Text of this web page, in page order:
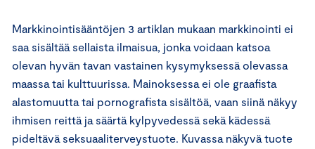
Markkinointisääntöjen 3 artiklan mukaan markkinointi ei
saa sisältää sellaista ilmaisua, jonka voidaan katsoa
olevan hyvän tavan vastainen kysymyksessä olevassa
maassa tai kulttuurissa. Mainoksessa ei ole graafista
alastomuutta tai pornografista sisältöä, vaan siinä näkyy
ihmisen reittä ja säärtä kylpyvedessä sekä kädessä
pideltävä seksuaaliterveystuote. Kuvassa näkyvä tuote